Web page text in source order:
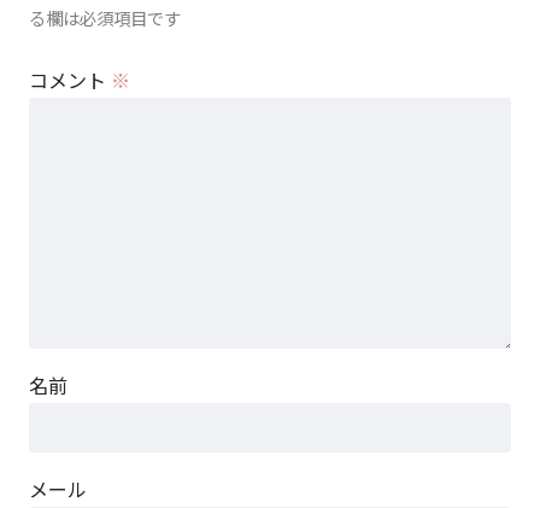
る欄は必須項目です
コメント ※
名前
メール